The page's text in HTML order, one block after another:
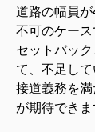
道路の幅員
不可のケース
セットバッ
て、不足して
接道義務を
が期待できま